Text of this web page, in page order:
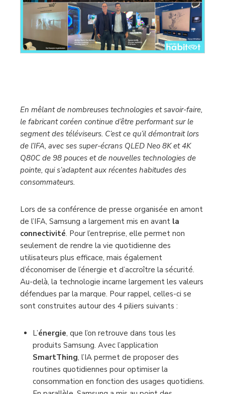
En mêlant de nombreuses technologies et savoir-faire,
le fabricant coréen continue d’être performant sur le
segment des téléviseurs. C’est ce qu’il démontrait lors
de l’IFA, avec ses super-écrans QLED Neo 8K et 4K
Q80C de 98 pouces et de nouvelles technologies de
pointe, qui s’adaptent aux récentes habitudes des
consommateurs.
Lors de sa conférence de presse organisée en amont
de l’IFA, Samsung a largement mis en avant la
connectivité. Pour l’entreprise, elle permet non
seulement de rendre la vie quotidienne des
utilisateurs plus efficace, mais également
d’économiser de l’énergie et d’accroître la sécurité.
Au-delà, la technologie incarne largement les valeurs
défendues par la marque. Pour rappel, celles-ci se
sont construites autour des 4 piliers suivants :
L’énergie, que l’on retrouve dans tous les
produits Samsung. Avec l’application
SmartThing, l’IA permet de proposer des
routines quotidiennes pour optimiser la
consommation en fonction des usages quotidiens.